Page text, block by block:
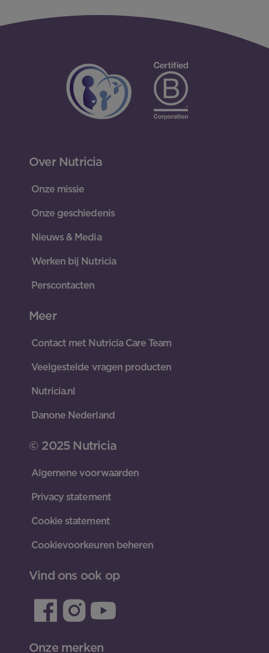
Over Nutricia
Onze missie
Onze geschiedenis
Nieuws & Media
Werken bij Nutricia
Perscontacten
Meer
Contact met Nutricia Care Team
Veelgestelde vragen producten
Nutricia.nl
Danone Nederland
© 2025 Nutricia
Algemene voorwaarden
Privacy statement
Cookie statement
Cookievoorkeuren beheren
Vind ons ook op
Onze merken